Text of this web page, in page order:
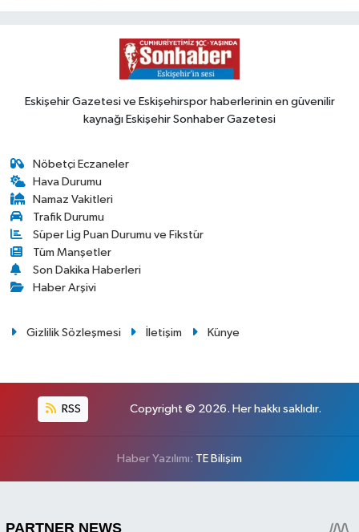
Eskişehir Gazetesi ve Eskişehirspor haberlerinin en güvenilir
kaynağı Eskişehir Sonhaber Gazetesi
Nöbetçi Eczaneler
Hava Durumu
Namaz Vakitleri
Trafik Durumu
Süper Lig Puan Durumu ve Fikstür
Tüm Manşetler
Son Dakika Haberleri
Haber Arşivi
Gizlilik Sözleşmesi İletişim Künye
RSS Copyright © 2026. Her hakkı saklıdır.
Haber Yazılımı: TE Bilişim